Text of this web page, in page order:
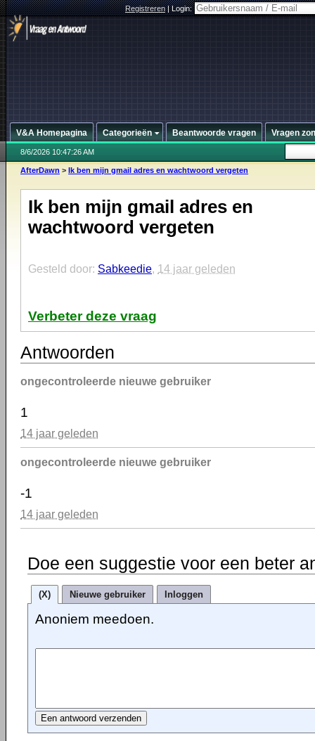
Registreren|Login:
V&A Homepagina Categorieën Beantwoorde vragen Vragen
8/6/2026 10:47:26 AM
AfterDawn > Ik ben mijn gmail adres en wachtwoord vergeten
Ik ben mijn gmail adres en
wachtwoord vergeten
Gesteld door: Sabkeedie, 14 jaar geleden
Verbeter deze vraag
Antwoorden
ongecontroleerde nieuwe gebruiker
1
14 jaar geleden
ongecontroleerde nieuwe gebruiker
-1
14 jaar geleden
Doe een suggestie voor een beter
(X) Nieuwe gebruiker Inloggen
Anoniem meedoen.